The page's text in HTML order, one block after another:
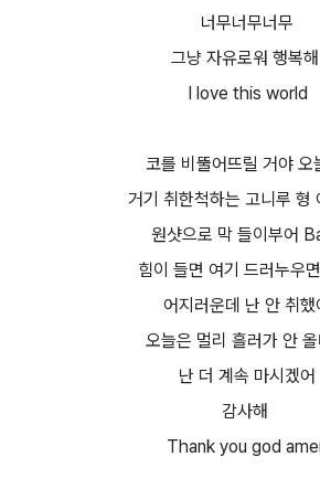
너무너무너무
그냥 자유로워 행복해
I love this world
코를 비뚤어뜨릴 거야 오
거기 취한척하는 고니루 형
원샷으로 막 들이부어
힘이 들면 여기 드러누우
어지러운데 난 안 취했
오늘은 멀리 흘러가 안 올
난 더 계속 마시겠어
감사해
Thank you god